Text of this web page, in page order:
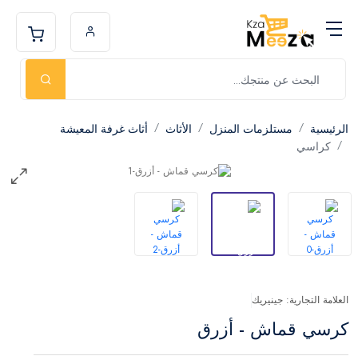
الرئيسية مستلزمات المنزل الأثاث
أثاث غرفة المعيشة
كراسي
العلامة التجارية: جينيريك
كرسي قماش - أزرق